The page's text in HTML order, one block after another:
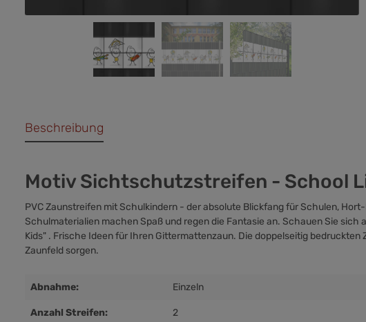
Beschreibung
Motiv Sichtschutzstreifen - School
PVC Zaunstreifen mit Schulkindern - der absolute Blickfang für Schulen,
Schulmaterialien machen Spaß und regen die Fantasie an. Schauen Sie
Kids" . Frische Ideen für Ihren Gittermattenzaun. Die doppelseitig bedruckten
Zaunfeld sorgen.
Abnahme: Einzeln
Anzahl Streifen: 2